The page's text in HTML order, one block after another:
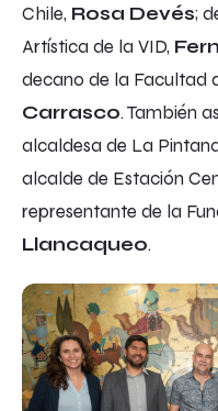
Chile, Rosa Devés;
Artística de la VID,
decano de la Facultad
Carrasco. También
alcaldesa de La
alcalde de Estación
representante de la
Llancaqueo.